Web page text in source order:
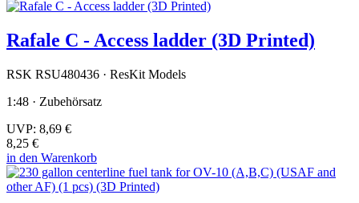
Rafale C - Access ladder (3D Printed)
RSK RSU480436 · ResKit Models
1:48 · Zubehörsatz
UVP: 8,69 €
8,25 €
in den Warenkorb